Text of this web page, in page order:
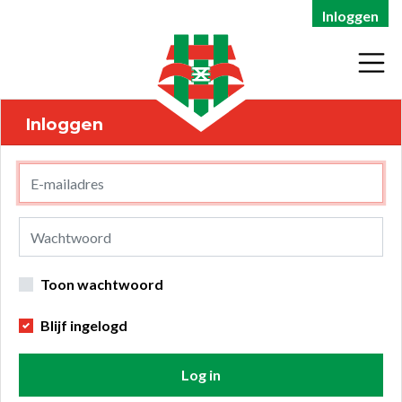
Inloggen
Inloggen
Toon wachtwoord
Blijf ingelogd
Log in